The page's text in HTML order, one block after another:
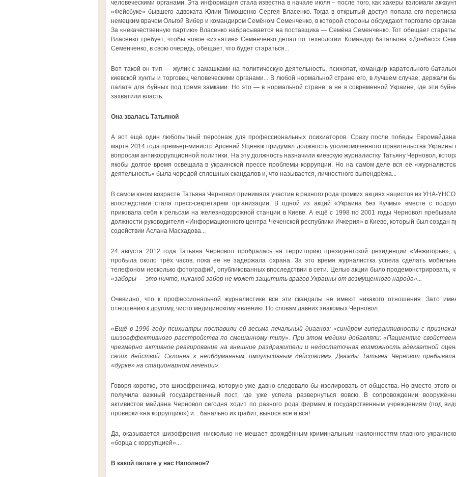
человеческими органами. Эта информация стала известна в начале июля – после того, как хакеры взломали
«Фейсбуке» бывшего адвоката Юлии Тимошенко Сергея Власенко. Тогда в открытый доступ попала его
немецким врачом Ольгой Вибер и командиром Семёном Семенченко, в которой стороны обсуждают торговлю
За «некачественную партию» Власенко набрасывается на поставщика — Семёна Семенченко. Тот обещает
Власенко требует, чтобы новое «изъятие» Семенченко делал по технологии. Командир батальона «Донбасс»
Семенченко, в свою очередь, обещает, что будет стараться...
Вот такой он тип — жулик с замашками на политическую деятельность, психопат, командир карательного
киевской хунты и торговец человеческими органами... В любой нормальной стране его, в лучшем случае, держали
палате для буйных под тремя замками. Но это — в нормальной стране, а не в современной Украине, где эти
захватили власть.
Она звалась Татьяной
А вот ещё один любопытный персонаж для профессиональных психиаторов. Сразу после победы
марте 2014 года премьер-министр Арсений Яценюк придумал должность уполномоченного правительства Украины
вопросам антикоррупционной политики. На эту должность назначили киевскую журналистку Татьяну Черновол,
якобы долгое время освещала в украинской прессе проблемы коррупции. Но на самом деле вся её
деятельность» была чередой сплошных скандалов и, что называется, личностного выпендрёжа...
В самом юном возрасте Татьяна Черновол принимала участие в разного рода громких акциях нацистов из УНА-
впоследствии стала пресс-секретарем организации. В одной из акций «Украина без Кучмы» вместе с
приковала себя к рельсам на железнодорожной станции в Киеве. А ещё с 1998 по 2001 годы Черновол
должности руководителя «Информационного центра Чеченской республики Ичкерия» в Киеве, который был создан
содействии Аслана Масхадова...
24 августа 2012 года Татьяна Черновол пробралась на территорию президентской резиденции «Межигорье»,
пробыла около трёх часов, пока её не задержала охрана. За это время журналистка успела сделать
телефоном несколько фотографий, опубликованных впоследствии в сети. Целью акции было продемонстрировать,
«заборы — это ничто, никакой забор не может защитить врагов Украины от возмущенного народа»...
Очевидно, что к профессиональной журналистике все эти скандалы не имеют никакого отношения. Зато
отношению к другому, чисто медицинскому явлению. По словам давних знакомых Черновол:
«Ещё в 1996 году психиатры поставили ей весьма печальный диагноз: «синдром гиперактивности с
шизоаффективного расстройства по смешанному типу». При этом медики добавляли: «Пациентке
чрезмерно активное реагирование на внешние раздражители и недостаточная возможность адекватной
своих действий. Склонна к необдуманным, импульсивным действиям». Дважды Татьяна Черновол
«дурке» на стационарном лечении».
Говоря коротко, это шизофреничка, которую уже давно следовало бы изолировать от общества. Но вместо этого
получила важный государственный пост, где уже успела развернуться вовсю. В сопровождении
активистов майдана Черновол сегодня ходит по разного рода фирмам и государственным учреждениям (под
проверки «на коррупцию») и... банально их грабит, вынося всё и вся!
Да, оказывается шизофрения нисколько не мешает врождённым криминальным наклонностям главного
«борца с коррупцией»...
В какой палате у нас Наполеон?